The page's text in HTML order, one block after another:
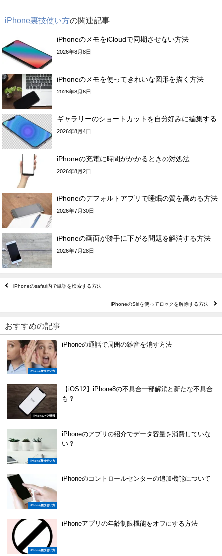
iPhone裏技使い方の関連記事
iPhoneのメモをiCloudで同期させない方法
2026年8月8日
iPhoneのメモを使ってきれいな図形を描く方法
2026年8月6日
ギャラリーのショートカットを自分好みに編集する
2026年8月4日
iPhoneの充電に時間がかかるときの対処法
2026年8月2日
iPhoneのデフォルトアプリで睡眠の質を高める方法
2026年7月30日
iPhoneの画面が勝手に下がる問題を解消する方法
2026年7月28日
iPhoneのsafari内で単語を検索する方法
iPhoneのSiriを使ってロックを解除する方法
おすすめの記事
iPhone裏技使い方
iPhoneの通話で周囲の雑音を消す方法
iPhoneバグ情報
【iOS12】iPhone8の不具合一部解消と新たな不具合
も？
iPhone裏技使い方
iPhoneのアプリの紹介でデータ容量を消費していな
い？
iPhone裏技使い方
iPhoneのコントロールセンターの追加機能について
iPhone裏技使い方
iPhoneアプリの年齢制限機能をオフにする方法